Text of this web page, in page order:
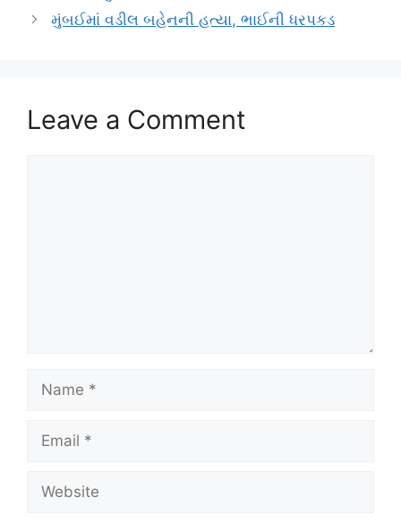
મુંબઈમાં વડીલ બહેનની હત્યા, ભાઈની ધરપકડ
Leave a Comment
Name
Email
Website